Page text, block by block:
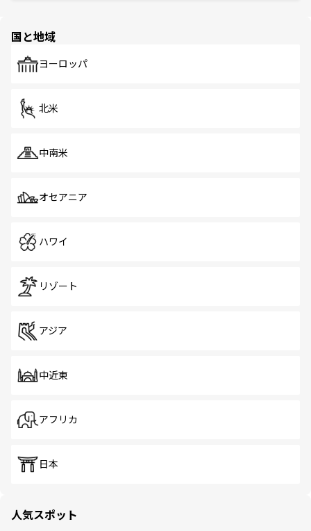
で、ホーカーズは地元の風情を楽しめる外せないスポット
国と地域
ヨーロッパ
北米
中南米
オセアニア
ハワイ
リゾート
アジア
中近東
アフリカ
日本
人気スポット